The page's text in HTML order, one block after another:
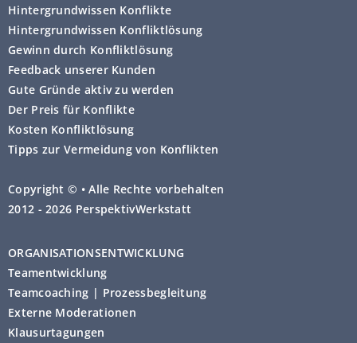
automatisch nach Sitzungsende
gelöscht werden, die Anzahl der
wiederholten Besuche auf einer
Webseite
Zugang über Suchmaschinen
und verwendete Suchbegriffe
(nur sofern diese von den
Suchmaschinen überhaupt
übermittelt werden)
Referrer URL (die zuvor
Webseiten diese überhaupt
übermitteln)
personenbezogener Daten zu
Verarbeitung
personenbezogener Daten zu
verlangen.
personenbezogene Daten, die
Sie bereitgestellt haben, in
und maschinenlesbaren Format
zu erhalten oder an einen
anderen Verantwortlichen zu
übermitteln
(Datenübertragbarkeit
Hintergrundwissen Konflikte
Hintergrundwissen Konfliktlösung
Gewinn durch Konfliktlösung
Feedback unserer Kunden
Gute Gründe aktiv zu werden
Der Preis für Konflikte
Kosten Konfliktlösung
Tipps zur Vermeidung von Konflikten
Copyright © • Alle Rechte vorbehalten
2012 - 2026 PerspektivWerkstatt
ORGANISATIONSENTWICKLUNG
Teamentwicklung
Teamcoaching | Prozessbegleitung
Externe Moderationen
Klausurtagungen